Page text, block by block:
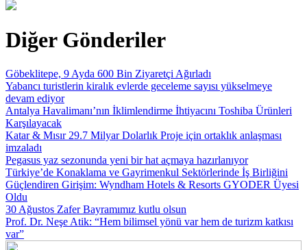
Diğer Gönderiler
Göbeklitepe, 9 Ayda 600 Bin Ziyaretçi Ağırladı
Yabancı turistlerin kiralık evlerde geceleme sayısı yükselmeye
devam ediyor
Antalya Havalimanı’nın İklimlendirme İhtiyacını Toshiba Ürünleri
Karşılayacak
Katar & Mısır 29.7 Milyar Dolarlık Proje için ortaklık anlaşması
imzaladı
Pegasus yaz sezonunda yeni bir hat açmaya hazırlanıyor
Türkiye’de Konaklama ve Gayrimenkul Sektörlerinde İş Birliğini
Güçlendiren Girişim: Wyndham Hotels & Resorts GYODER Üyesi
Oldu
30 Ağustos Zafer Bayramımız kutlu olsun
Prof. Dr. Neşe Atik: “Hem bilimsel yönü var hem de turizm katkısı
var”